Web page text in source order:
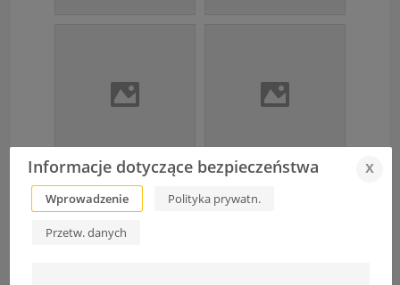
Informacje dotyczące bezpieczeństwa x
Wprowadzenie Polityka prywatn.
Przetw. danych